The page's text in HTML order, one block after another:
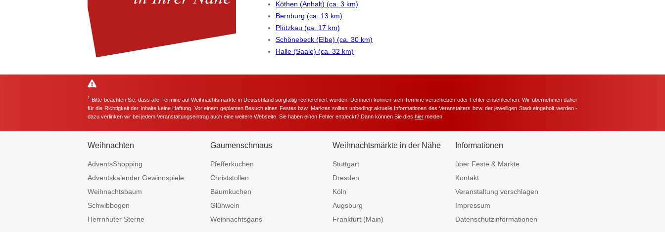
Köthen (Anhalt) (ca. 3 km)
Bernburg (ca. 13 km)
Plötzkau (ca. 17 km)
Schönebeck (Elbe) (ca. 30 km)
Halle (Saale) (ca. 32 km)
1 Bitte beachten Sie, dass alle Termine auf Weihnachtsmärkte in Deutschland sorgfältig recherchiert wurden. Dennoch können sich Termine verschieben oder Fehler einschleichen. Wir übernehmen daher
für die Richtigkeit der Inhalte keine Haftung. Vor einem geplanten Besuch eines Festes bzw. Marktes sollten unbedingt aktuelle Informationen des Veranstalters bzw. der jeweiligen Stadt eingeholt werden -
dazu verlinken wir bei jedem Veranstaltungseintrag auch eine weitere Webseite. Sie haben einen Fehler entdeckt? Dann können Sie dies hier melden.
Weihnachten
AdventsShopping
Adventskalender Gewinnspiele
Weihnachtsbaum
Schwibbogen
Herrnhuter Sterne
Gaumenschmaus
Pfefferkuchen
Christstollen
Baumkuchen
Glühwein
Weihnachtsgans
Weihnachtsmärkte in der Nähe
Stuttgart
Dresden
Köln
Augsburg
Frankfurt (Main)
Informationen
über Feste & Märkte
Kontakt
Veranstaltung vorschlagen
Impressum
Datenschutzinformationen